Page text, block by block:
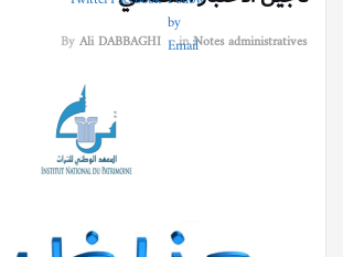
ByAli DABBAGHI inNotes administratives